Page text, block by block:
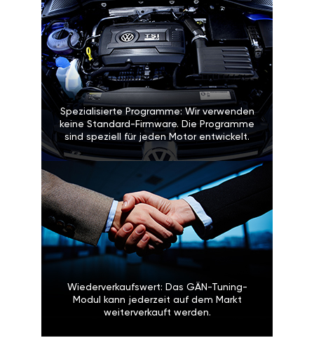
Spezialisierte Programme: Wir verwenden
keine Standard-Firmware. Die Programme
sind speziell für jeden Motor entwickelt.
Wiederverkaufswert: Das GÄN-Tuning-
Modul kann jederzeit auf dem Markt
weiterverkauft werden.